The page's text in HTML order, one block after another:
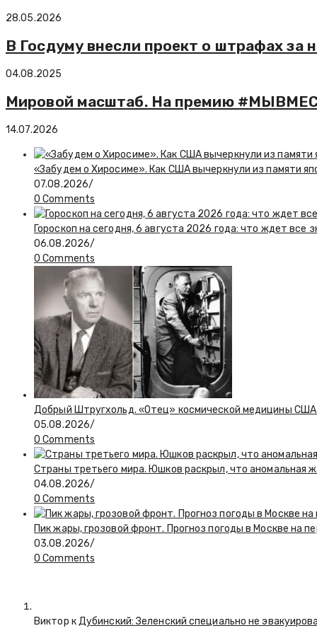
28.05.2026
В Госдуму внесли проект о штрафах
04.08.2025
Мировой масштаб. На премию
14.07.2026
«Забудем о Хиросиме». Как США вычеркнули из памяти
07.08.2026/
0 Comments
Гороскоп на сегодня, 6 августа 2026 года: что ждет все
06.08.2026/
0 Comments
Добрый Штругхольд. «Отец» космической медицины
05.08.2026/
0 Comments
Страны третьего мира. Юшков раскрыл, что аномальная
04.08.2026/
0 Comments
Пик жары, грозовой фронт. Прогноз погоды в Москве на
03.08.2026/
0 Comments
Виктор кДубинский: Зеленский специально не